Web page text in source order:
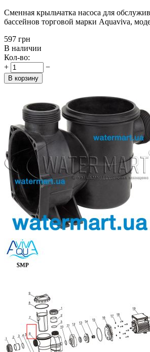
Сменная крыльчатка насоса для
бассейнов торговой марки Aquaviva,
‍597‍ грн
В наличии
Кол-во:
+
−
В корзину